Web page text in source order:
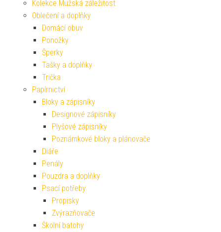
Kolekce Mužská záležitost
Oblečení a doplňky
Domácí obuv
Ponožky
Šperky
Tašky a doplňky
Trička
Papírnictví
Bloky a zápisníky
Designové zápisníky
Plyšové zápisníky
Poznámkové bloky a plánovače
Diáře
Penály
Pouzdra a doplňky
Psací potřeby
Propisky
Zvýrazňovače
Školní batohy